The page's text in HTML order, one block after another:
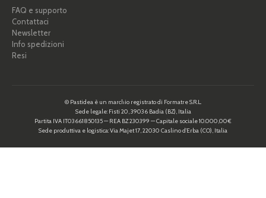
FAQ e supporto
Contattaci
Newsletter
Info spedizioni
Resi
© Pastidea è un marchio registrato di Formatre S.R.L.
Sede legale: Fisti 20, 39036 Badia (BZ), Italia
Partita IVA IT03661850135 — REA BZ 230399 — Capitale sociale 10.000,00€
Sede produttiva e logistica: Via Majet 17, 22030 Caslino d’Erba (CO), Italia